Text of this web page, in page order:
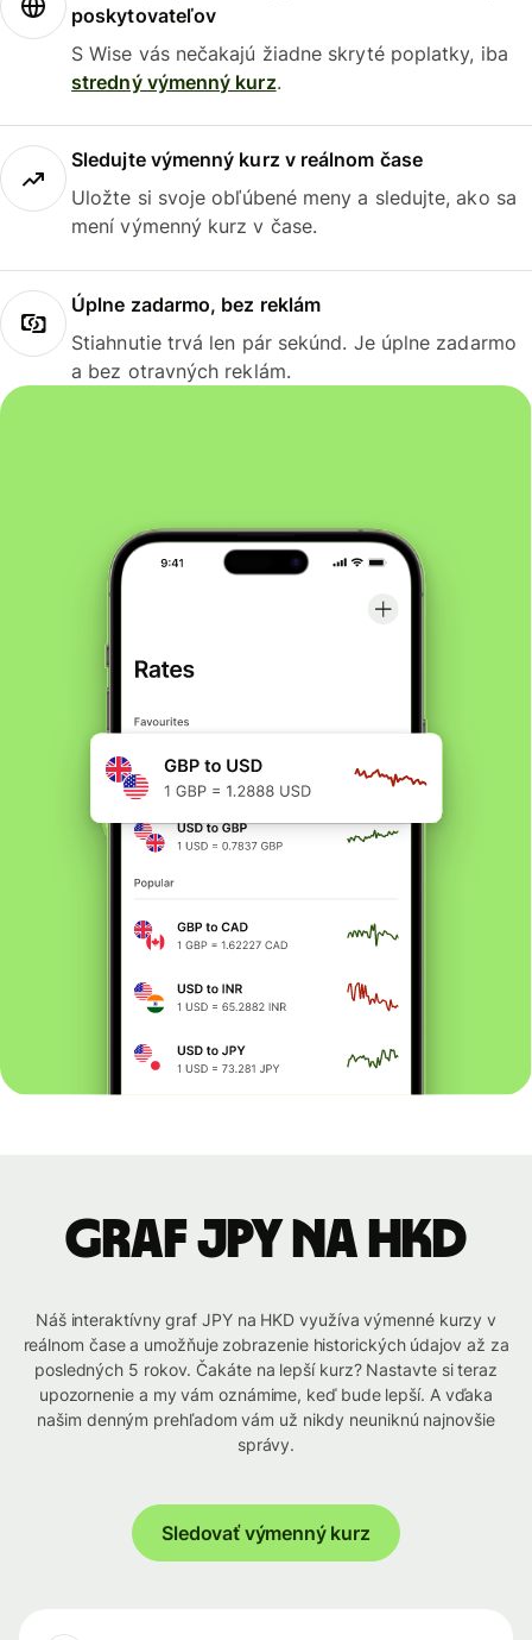
poskytovateľov
S Wise vás nečakajú žiadne skryté poplatky, iba
stredný výmenný kurz.
Sledujte výmenný kurz v reálnom čase
Uložte si svoje obľúbené meny a sledujte, ako sa
mení výmenný kurz v čase.
Úplne zadarmo, bez reklám
Stiahnutie trvá len pár sekúnd. Je úplne zadarmo
a bez otravných reklám.
graf JPY na HKD
Náš interaktívny graf JPY na HKD využíva výmenné kurzy v
reálnom čase a umožňuje zobrazenie historických údajov až za
posledných 5 rokov. Čakáte na lepší kurz? Nastavte si teraz
upozornenie a my vám oznámime, keď bude lepší. A vďaka
našim denným prehľadom vám už nikdy neuniknú najnovšie
správy.
Sledovať výmenný kurz